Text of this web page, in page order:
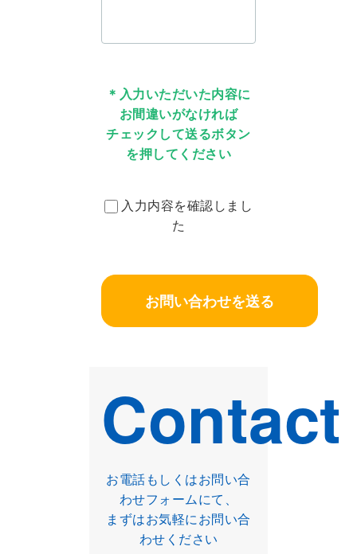
＊入力いただいた内容に
お間違いがなければ
チェックして送るボタン
を押してください
入力内容を確認しまし
た
Contact
お電話もしくはお問い合
わせフォームにて、
まずはお気軽にお問い合
わせください